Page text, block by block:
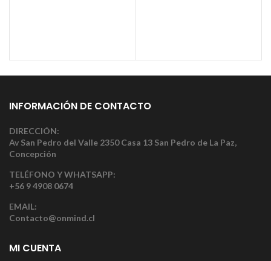
INFORMACIÓN DE CONTACTO
DIRECCIÓN:
Av San Pedro del Valle 2350 Casa 13 San Pedro de La Paz,
Concepción
TELÉFONO Y WHATSAPP:
+56 9 4908 0674
EMAIL:
Contacto@onmind.cl
MI CUENTA